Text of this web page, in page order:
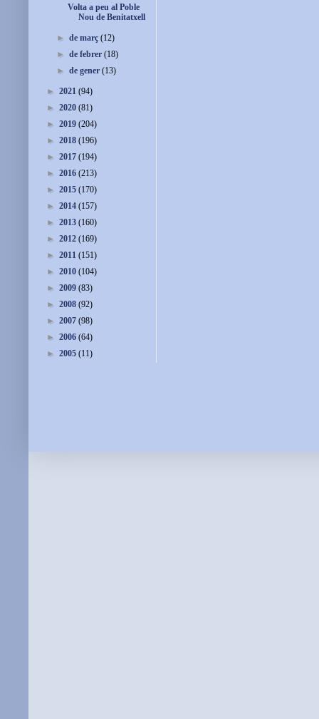
Volta a peu al Poble
Nou de Benitatxell
►de març(12)
►de febrer(18)
►de gener(13)
► 2021 (94)
► 2020 (81)
► 2019 (204)
► 2018 (196)
► 2017 (194)
► 2016 (213)
► 2015 (170)
► 2014 (157)
► 2013 (160)
► 2012 (169)
► 2011 (151)
► 2010 (104)
► 2009 (83)
► 2008 (92)
► 2007 (98)
► 2006 (64)
► 2005 (11)